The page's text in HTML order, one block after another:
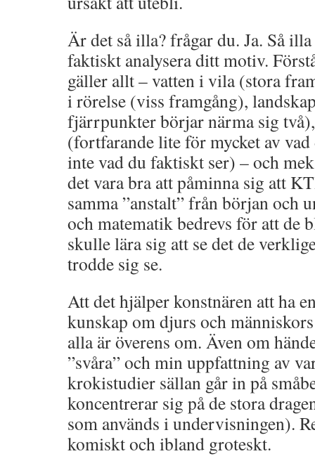
Är det så illa? frågar du. Ja. Så
faktiskt analysera ditt motiv.
gäller allt – vatten i vila (stora
i rörelse (viss framgång),
fjärrpunkter börjar närma sig
(fortfarande lite för mycket av vad
inte vad du faktiskt ser) – och
det vara bra att påminna sig att
samma ”anstalt” från början och
och matematik bedrevs för att de
skulle lära sig att se det de
trodde sig se.
Att det hjälper konstnären att ha
kunskap om djurs och
alla är överens om. Även om
”svåra” och min uppfattning av
krokistudier sällan går in på
koncentrerar sig på de stora
som används i undervisningen).
komiskt och ibland groteskt.